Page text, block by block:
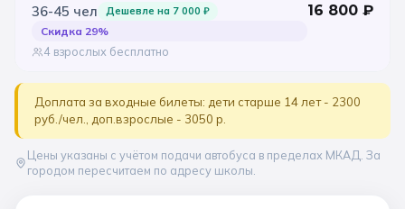
36-45 чел
Скидка 29%
Дешевле на 7 000 ₽
4 взрослых бесплатно
16 800 ₽
Доплата за входные билеты: дети старше 14 лет - 2300
руб./чел., доп.взрослые - 3050 р.
Цены указаны с учётом подачи автобуса в пределах МКАД. За
городом пересчитаем по адресу школы.